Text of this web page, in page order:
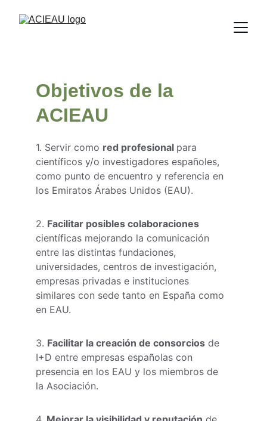
Objetivos de la
ACIEAU
1. Servir como red profesional para
científicos y/o investigadores españoles,
como punto de encuentro y referencia en
los Emiratos Árabes Unidos (EAU).
2. Facilitar posibles colaboraciones
científicas mejorando la comunicación
entre las distintas fundaciones,
universidades, centros de investigación,
empresas privadas e instituciones
similares con sede tanto en España como
en EAU.
3. Facilitar la creación de consorcios de
I+D entre empresas españolas con
presencia en los EAU y los miembros de
la Asociación.